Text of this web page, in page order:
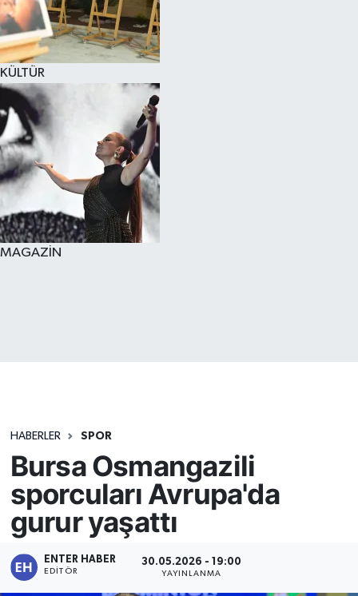
KÜLTÜR
MAGAZİN
HABERLER SPOR
Bursa Osmangazili
sporcuları Avrupa'da
gurur yaşattı
ENTER HABER
EDITÖR
30.05.2026 - 19:00
YAYINLANMA